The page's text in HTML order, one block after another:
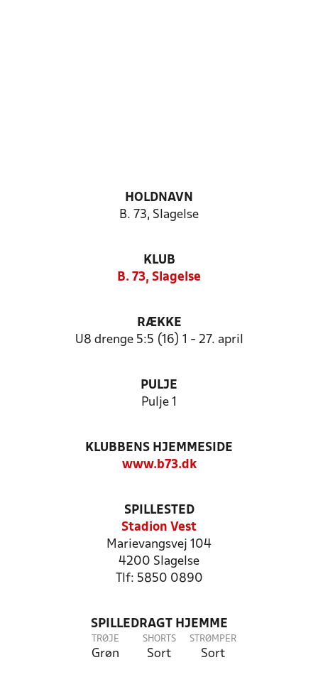
HOLDNAVN
B. 73, Slagelse
KLUB
B. 73, Slagelse
RÆKKE
U8 drenge 5:5 (16) 1 - 27. april
PULJE
Pulje 1
KLUBBENS HJEMMESIDE
www.b73.dk
SPILLESTED
Stadion Vest
Marievangsvej 104
4200 Slagelse
Tlf: 5850 0890
SPILLEDRAGT HJEMME
TRØJE
Grøn
SHORTS
Sort
STRØMPER
Sort